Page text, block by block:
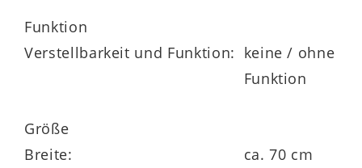
bestellbar
Funktion
Verstellbarkeit und Funktion: keine / ohne
Funktion
Größe
Breite:
ca. 70 cm